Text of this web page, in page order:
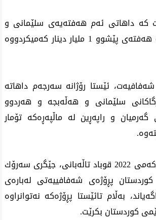
كه‌ داهاتی‌ ئه‌م هه‌فته‌یه‌ی‌ سلێمانی‌ و
هه‌ڵه‌بجه‌ به‌راورد به‌ هه‌فته‌ی‌ پێشوو 1 ملیار دینار كه‌میكردووه‌
ئێستا رۆژانه‌ سه‌رجه‌م داهاته‌
سلێمانی و هه‌ڵه‌بجه‌ و هه‌ردوو
و راپه‌ڕین له‌ ماڵپه‌ڕه‌كه‌ تۆمار
له‌ 15ی كانوونی یه‌كه‌می 2022 قوباد تاڵه‌بانی، جێگری سه‌رۆك
پڕۆژه‌ی شه‌فافییه‌تی له‌باره‌ی
به‌ڵام تائێستا پڕۆژه‌كه‌ نه‌توانراوه‌
كوردستان بكرێت.